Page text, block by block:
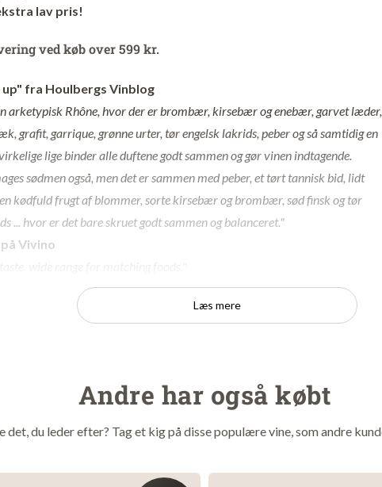
lav pris!
ved køb over 599 kr.
up" fra Houlbergs Vinblog
arketypisk Rhône, hvor der er brombær, kirsebær og enebær, garvet læder,
grafit, garrique, grønne urter, tør engelsk lakrids, peber og så samtidig en
lige binder alle duftene godt sammen og gør vinen indtagende.
sødmen også, men det er sammen med peber, et tørt tannisk bid, lidt
kødfuld frugt af blommer, sorte kirsebær og brombær, sød finsk og tør
... hvor er det bare skruet godt sammen og balanceret."
Vivino
vin har fået lov at trække farve og aroma på skindet. Dernæst har vinen
på tanke af rustfrit stål.
frisk syrlighed. God intensitet. Eftersmag med varme krydderier og
Læs mere
Andre har også købt
det, du leder efter? Tag et kig på disse populære vine, som andre